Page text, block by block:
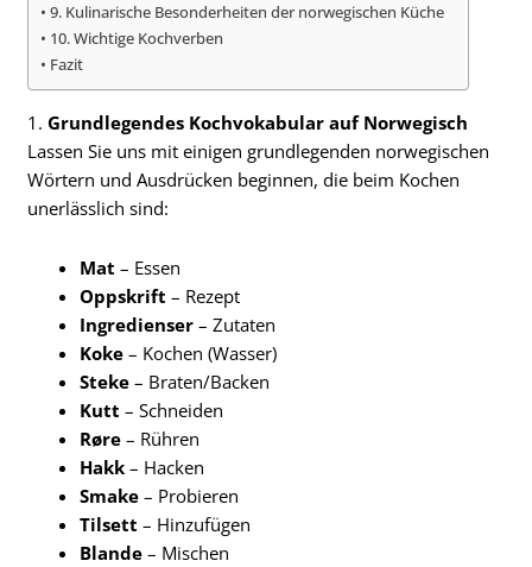
9. Kulinarische Besonderheiten der norwegischen Küche
10. Wichtige Kochverben
Fazit
1.Grundlegendes Kochvokabular auf Norwegisch
Lassen Sie uns mit einigen grundlegenden norwegischen
Wörtern und Ausdrücken beginnen, die beim Kochen
unerlässlich sind:
Mat – Essen
Oppskrift – Rezept
Ingredienser – Zutaten
Koke – Kochen (Wasser)
Steke – Braten/Backen
Kutt – Schneiden
Røre – Rühren
Hakk – Hacken
Smake – Probieren
Tilsett – Hinzufügen
Blande – Mischen